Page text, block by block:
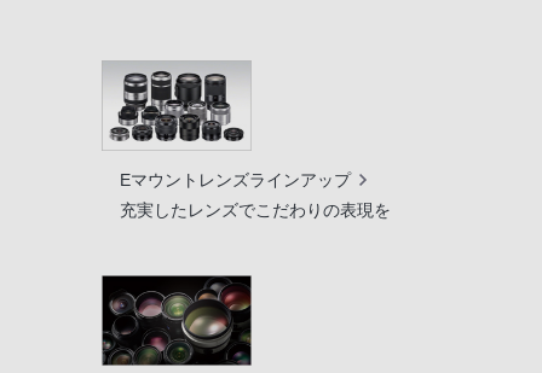
Eマウントレンズラインアップ
充実したレンズでこだわりの表現を